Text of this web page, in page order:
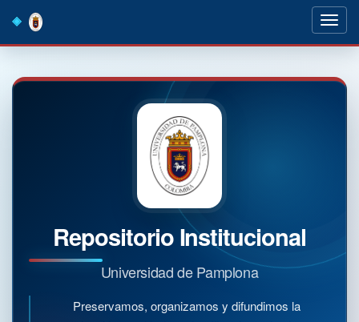
navigation
Repositorio Institucional
Universidad de Pamplona
Preservamos, organizamos y difundimos la